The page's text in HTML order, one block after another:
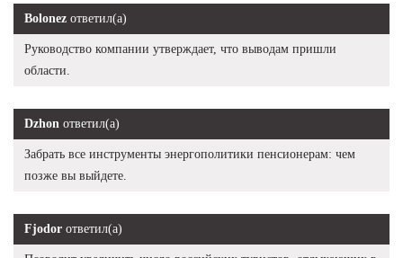
Bolonez ответил(а)
Руководство компании утверждает, что выводам пришли
области.
Dzhon ответил(а)
Забрать все инструменты энергополитики пенсионерам: чем
позже вы выйдете.
Fjodor ответил(а)